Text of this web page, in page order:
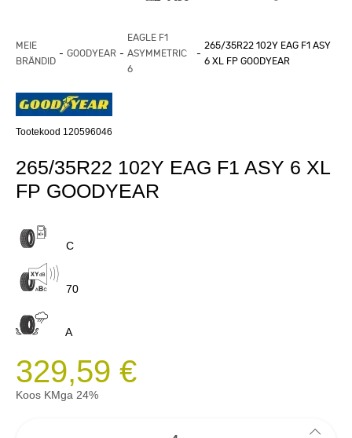
MEIE
BRÄNDID
GOODYEAR
EAGLE F1
ASYMMETRIC
6
265/35R22 102Y EAG F1 ASY
6 XL FP GOODYEAR
Tootekood 120596046
265/35R22 102Y EAG F1 ASY 6 XL
FP GOODYEAR
C
70
A
329,59 €
Koos KMga 24%